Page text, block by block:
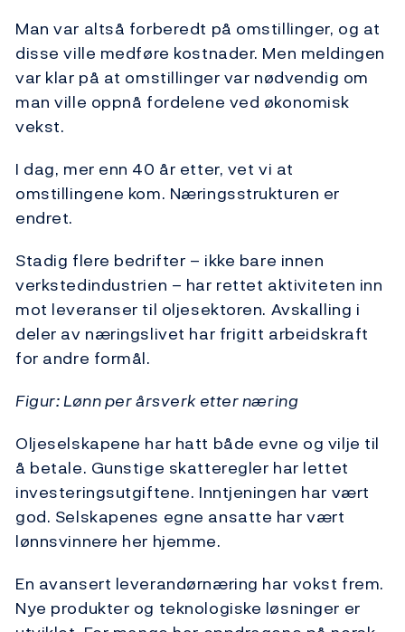
Man var altså forberedt på omstillinger, og at
disse ville medføre kostnader. Men meldingen
var klar på at omstillinger var nødvendig om
man ville oppnå fordelene ved økonomisk
vekst.
I dag, mer enn 40 år etter, vet vi at
omstillingene kom. Næringsstrukturen er
endret.
Stadig flere bedrifter – ikke bare innen
verkstedindustrien – har rettet aktiviteten inn
mot leveranser til oljesektoren. Avskalling i
deler av næringslivet har frigitt arbeidskraft
for andre formål.
Figur: Lønn per årsverk etter næring
Oljeselskapene har hatt både evne og vilje til
å betale. Gunstige skatteregler har lettet
investeringsutgiftene. Inntjeningen har vært
god. Selskapenes egne ansatte har vært
lønnsvinnere her hjemme.
En avansert leverandørnæring har vokst frem.
Nye produkter og teknologiske løsninger er